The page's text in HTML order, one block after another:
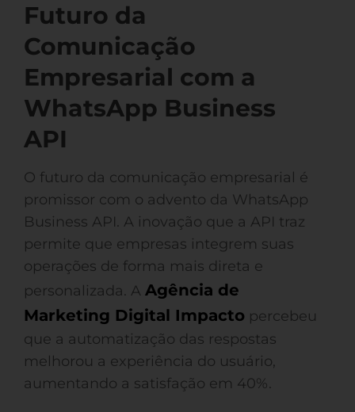
Futuro da
Comunicação
Empresarial com a
WhatsApp Business
API
O futuro da comunicação empresarial é
promissor com o advento da WhatsApp
Business API. A inovação que a API traz
permite que empresas integrem suas
operações de forma mais direta e
personalizada. A Agência de
Marketing Digital Impacto percebeu
que a automatização das respostas
melhorou a experiência do usuário,
aumentando a satisfação em 40%.